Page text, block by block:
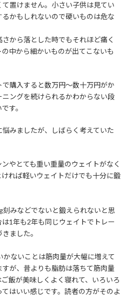
置けません。小さい子供は見てい
かもしれないので硬いものは危な
から落とした時でもそれほど痛く
中から細かいものが出てこないも
購入すると数万円～数十万円がか
ングを続けられるかわからない段
す。
みましたが、しばらく考えていた
やとても重い重量のウェイトがなく
れば軽いウェイトだけでも十分に鍛
みなどでないと鍛えられないと思
1年も2年も同じウェイトでトレー
ました。
かないことは筋肉量が大幅に増えて
が、昔よりも脂肪は落ちて筋肉量
飯が美味しくよく寝れて、いろいろ
はいい感じです。読者の方がそのよ